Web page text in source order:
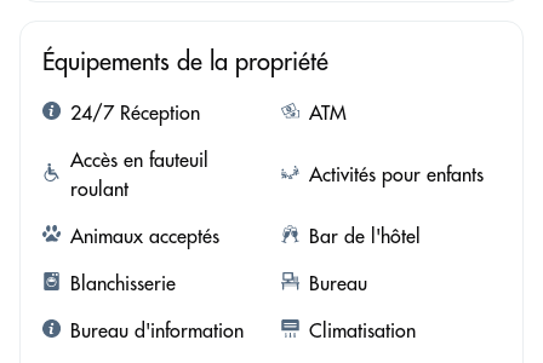
Équipements de la propriété
24/7 Réception
ATM
Accès en fauteuil
roulant
Activités pour enfants
Animaux acceptés
Bar de l'hôtel
Blanchisserie
Bureau
Bureau d'information
Climatisation